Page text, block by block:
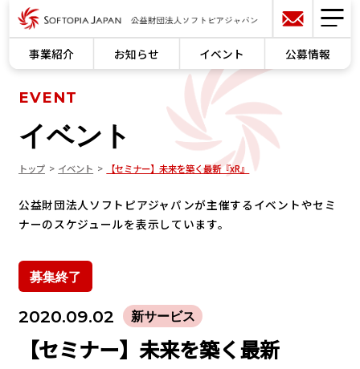
事業紹介 お知らせ イベント 公募情報
EVENT
イベント
トップ イベント 【セミナー】未来を築く最新『xR』
公益財団法人ソフトピアジャパンが主催するイベントやセミ
ナーのスケジュールを表示しています。
募集終了
2020.09.02 新サービス
【セミナー】未来を築く最新